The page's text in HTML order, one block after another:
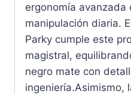
ergonomía avanzada
manipulación diaria.
Parky cumple este
magistral,
negro mate con
ingeniería.Asimismo,